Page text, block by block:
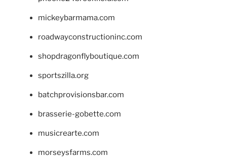
mickeybarmama.com
roadwayconstructioninc.com
shopdragonflyboutique.com
sportszilla.org
batchprovisionsbar.com
brasserie-gobette.com
musicrearte.com
morseysfarms.com